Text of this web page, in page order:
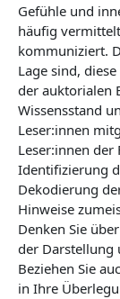
Gefühle und
häufig
kommuniziert.
Lage sind,
der auktorialen
Wissensstand
Leser:innen
Leser:innen
Identifizierung
Dekodierung
Hinweise
Denken Sie
der Darstellung
Beziehen Sie
in Ihre